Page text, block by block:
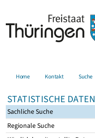
Home Kontakt Suche
STATISTISCHE DATEN
Sachliche Suche
Regionale Suche